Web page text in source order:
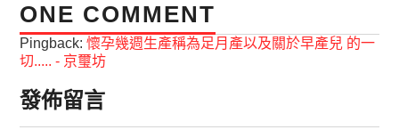
ONE COMMENT
Pingback:懷孕幾週生產稱為足月產以及關於早產兒 的一
切..... - 京璽坊
發佈留言